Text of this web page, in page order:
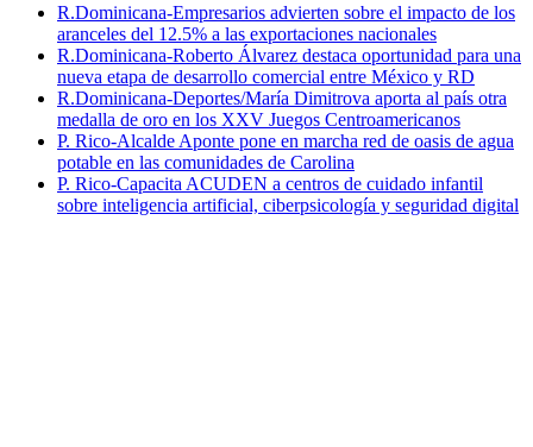
R.Dominicana-Empresarios advierten sobre el impacto de los
aranceles del 12.5% a las exportaciones nacionales
R.Dominicana-Roberto Álvarez destaca oportunidad para una
nueva etapa de desarrollo comercial entre México y RD
R.Dominicana-Deportes/María Dimitrova aporta al país otra
medalla de oro en los XXV Juegos Centroamericanos
P. Rico-Alcalde Aponte pone en marcha red de oasis de agua
potable en las comunidades de Carolina
P. Rico-Capacita ACUDEN a centros de cuidado infantil
sobre inteligencia artificial, ciberpsicología y seguridad digital